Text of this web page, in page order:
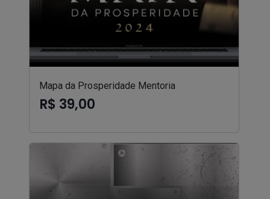
Mapa da Prosperidade Mentoria
R$ 39,00